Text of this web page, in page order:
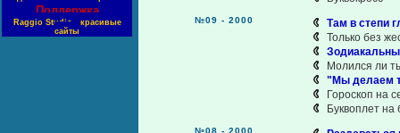
Поддержка
Raggio Studio - красивые
сайты
№09 - 2000
Там в степи
Только без
Молился ли
"Мы делаем
Гороскоп на
Буквоплет на
№08 - 2000